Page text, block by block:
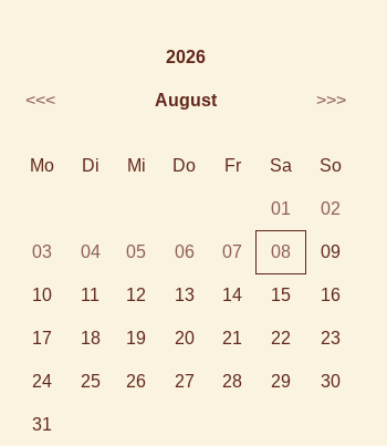
2026
<<< August >>>
Mo Di Mi Do Fr Sa So
01 02
03 04 05 06 07 08 09
10 11 12 13 14 15 16
17 18 19 20 21 22 23
24 25 26 27 28 29 30
31